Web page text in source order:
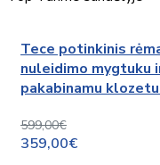
Tece potinkinis rėmas
nuleidimo mygtuku ir Deante Peonia
pakabinamu
599,00€
359,00€